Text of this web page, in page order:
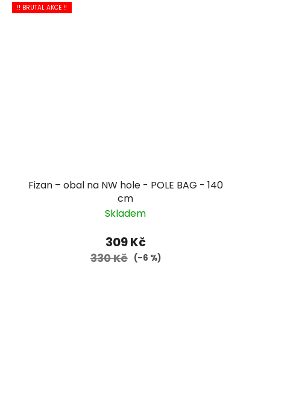
!! BRUTAL AKCE !!
Fizan – obal na NW hole - POLE BAG - 140
cm
Skladem
309 Kč
330 Kč (–6 %)